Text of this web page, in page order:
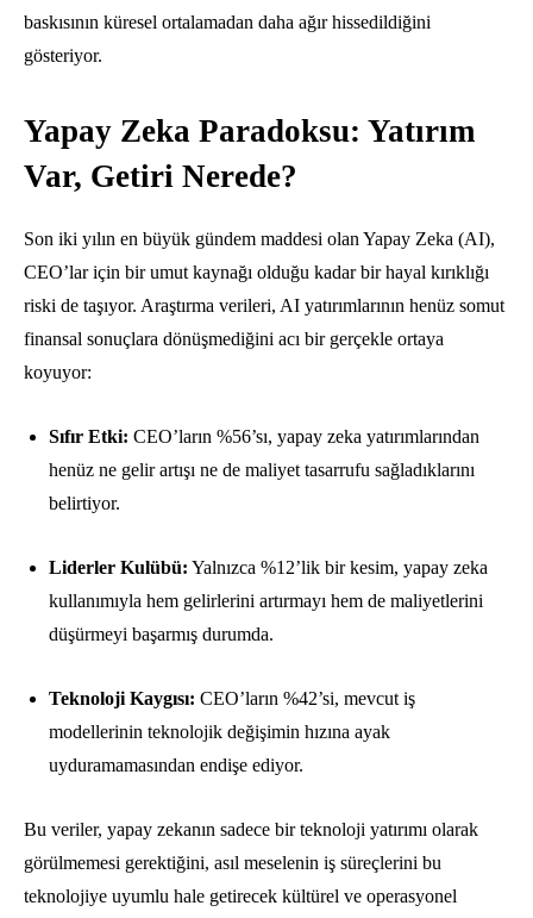
baskısının küresel ortalamadan daha ağır hissedildiğini
gösteriyor.
Yapay Zeka Paradoksu: Yatırım
Var, Getiri Nerede?
Son iki yılın en büyük gündem maddesi olan Yapay Zeka (AI),
CEO’lar için bir umut kaynağı olduğu kadar bir hayal kırıklığı
riski de taşıyor. Araştırma verileri, AI yatırımlarının henüz somut
finansal sonuçlara dönüşmediğini acı bir gerçekle ortaya
koyuyor:
Sıfır Etki: CEO’ların %56’sı, yapay zeka yatırımlarından
henüz ne gelir artışı ne de maliyet tasarrufu sağladıklarını
belirtiyor.
Liderler Kulübü: Yalnızca %12’lik bir kesim, yapay zeka
kullanımıyla hem gelirlerini artırmayı hem de maliyetlerini
düşürmeyi başarmış durumda.
Teknoloji Kaygısı: CEO’ların %42’si, mevcut iş
modellerinin teknolojik değişimin hızına ayak
uyduramamasından endişe ediyor.
Bu veriler, yapay zekanın sadece bir teknoloji yatırımı olarak
görülmemesi gerektiğini, asıl meselenin iş süreçlerini bu
teknolojiye uyumlu hale getirecek kültürel ve operasyonel